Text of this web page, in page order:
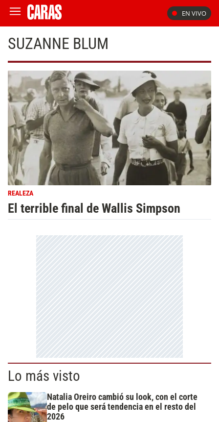
EN VIVO
SUZANNE BLUM
REALEZA
El terrible final de Wallis Simpson
Lo más visto
Natalia Oreiro cambió su look, con el corte
de pelo que será tendencia en el resto del
2026